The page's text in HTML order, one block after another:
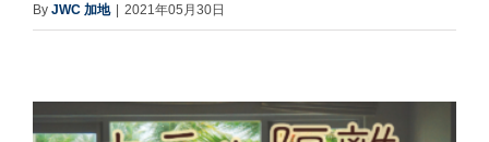
By JWC 加地 | 2021年05月30日